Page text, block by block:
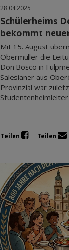
28.04.2026
Schülerheims
bekommt
Mit 15. August
Obermüller die
Don Bosco in
Salesianer aus
Provinzial war
Teilen Teilen